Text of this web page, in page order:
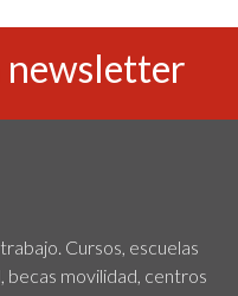
newsletter
Cursos, escuelas
becas movilidad, centros